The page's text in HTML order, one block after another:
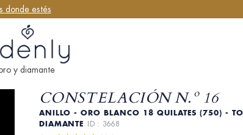
donde estés
y diamante
CONSTELACIÓN N.º 16
ANILLO - ORO BLANCO 18 QUILATES (750) -
DIAMANTE ID : 3668